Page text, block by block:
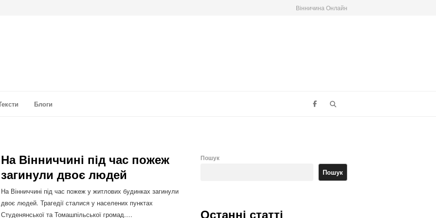
Вінничина Онлайн
Блоги
На Вінниччині під час пожеж
загинули двоє людей
На Вінниччині під час пожеж у житлових будинках загинули
двоє людей. Трагедії сталися у населених пунктах
Студенянської та Томашпільської громад.…
Пошук
Пошук
Останні статті